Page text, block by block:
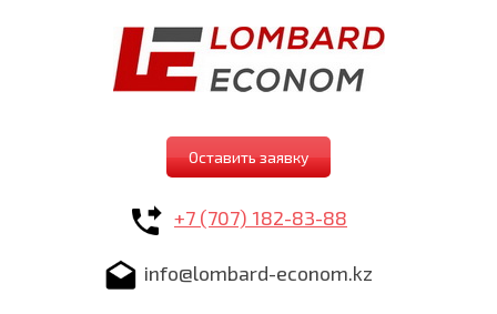
Оставить заявку
+7 (707) 182-83-88
info@lombard-econom.kz